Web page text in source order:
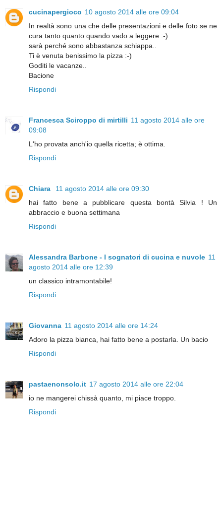
cucinapergioco 10 agosto 2014 alle ore 09:04
In realtà sono una che delle presentazioni e delle foto se ne
cura tanto quanto quando vado a leggere :-)
sarà perché sono abbastanza schiappa..
Ti è venuta benissimo la pizza :-)
Goditi le vacanze..
Bacione
Rispondi
Francesca Sciroppo di mirtilli 11 agosto 2014 alle ore
09:08
L'ho provata anch'io quella ricetta; è ottima.
Rispondi
Chiara
11 agosto 2014 alle ore 09:30
hai fatto bene a pubblicare questa bontà Silvia ! Un
abbraccio e buona settimana
Rispondi
Alessandra Barbone - I sognatori di cucina e nuvole 11
agosto 2014 alle ore 12:39
un classico intramontabile!
Rispondi
Giovanna 11 agosto 2014 alle ore 14:24
Adoro la pizza bianca, hai fatto bene a postarla. Un bacio
Rispondi
pastaenonsolo.it 17 agosto 2014 alle ore 22:04
io ne mangerei chissà quanto, mi piace troppo.
Rispondi